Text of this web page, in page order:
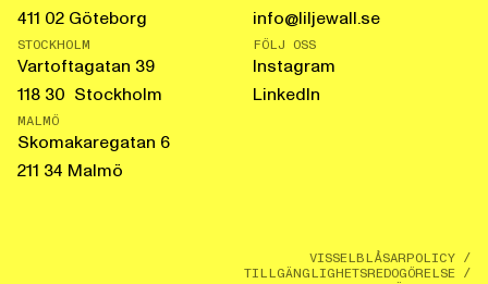
411 02 Göteborg
STOCKHOLM
Vartoftagatan 39
118 30 Stockholm
MALMÖ
Skomakaregatan 6
211 34 Malmö
info@liljewall.se
FÖLJ OSS
Instagram
LinkedIn
VISSELBLÅSARPOLICY
/
TILLGÄNGLIGHETSREDOGÖRELSE
/